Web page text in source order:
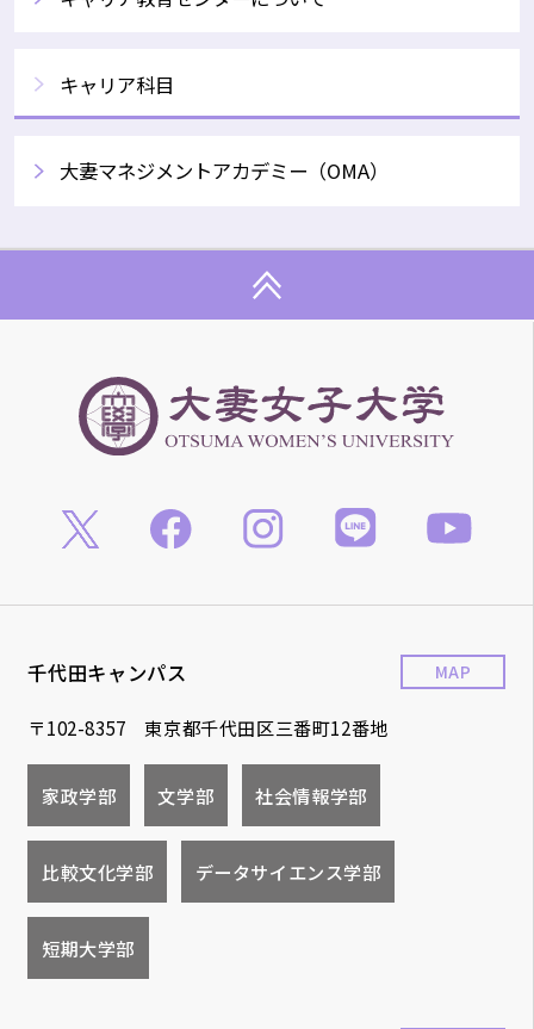
キャリア科目
大妻マネジメントアカデミー（OMA）
千代田キャンパス
〒102-8357 東京都千代田区三番町12番地
MAP
家政学部 文学部 社会情報学部
比較文化学部 データサイエンス学部
短期大学部